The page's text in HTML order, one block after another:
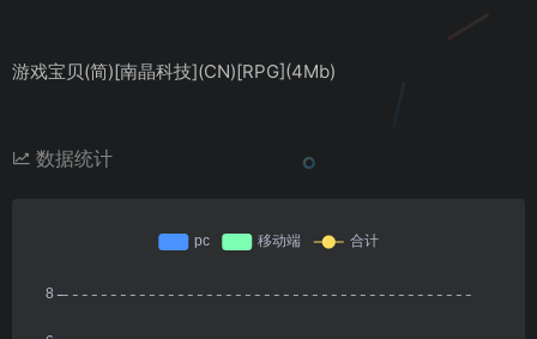
游戏宝贝(简)[南晶科技](CN)[RPG](4Mb)
数据统计